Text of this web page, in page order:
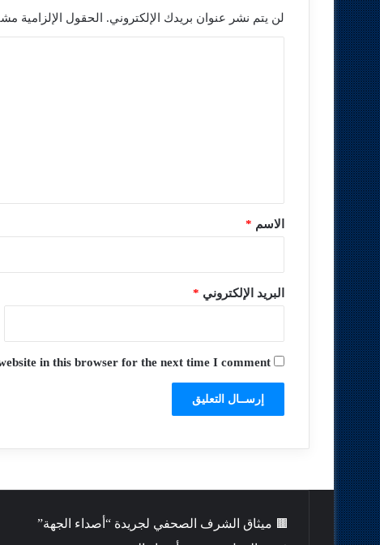
لن يتم نشر عنوان بريدك الإلكتروني. الحقول الإلزامية
*الاسم *
البريد الإلكتروني *
in this browser for the next time I comment.
🟫 ميثاق الشرف الصحفي لجريدة “أصداء الجهة”